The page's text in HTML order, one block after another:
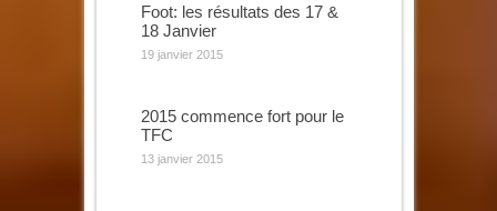
Foot: les résultats des 17 &
18 Janvier
19 janvier 2015
2015 commence fort pour le
TFC
13 janvier 2015